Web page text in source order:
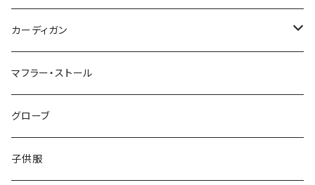
50/XL～
48/L
50/XL～
46/M
48/L
50/XL～
～44/S
46/M
48/L
50/XL～
カーディガン
～44/S
46/M
48/L
マフラー・ストール
グローブ
子供服